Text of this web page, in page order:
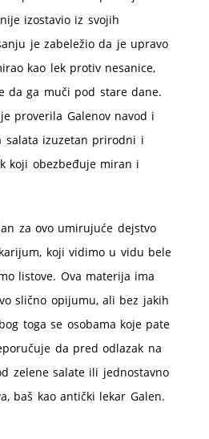
izostavio iz svojih
je zabeležio da je upravo
kao lek protiv nesanice,
da ga muči pod stare dane.
proverila Galenov navod i
salata izuzetan prirodni i
koji obezbeđuje miran i
za ovo umirujuće dejstvo
koji vidimo u vidu bele
listove. Ova materija ima
slično opijumu, ali bez jakih
toga se osobama koje pate
da pred odlazak na
zelene salate ili jednostavno
baš kao antički lekar Galen.